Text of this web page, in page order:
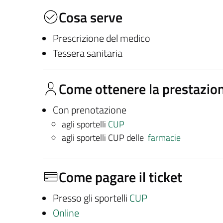
Cosa serve
Prescrizione del medico
Tessera sanitaria
Come ottenere la
Con prenotazione
agli sportelli CUP
agli sportelli CUP delle farmacie
Come pagare il ticket
Presso gli sportelli CUP
Online